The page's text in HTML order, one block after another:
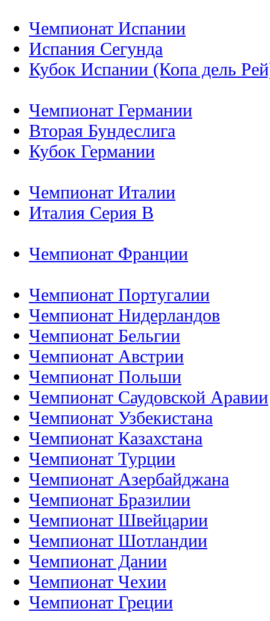
Чемпионат Испании
Испания Сегунда
Кубок Испании (Копа дель
Чемпионат Германии
Вторая Бундеслига
Кубок Германии
Чемпионат Италии
Италия Серия B
Чемпионат Франции
Чемпионат Португалии
Чемпионат Нидерландов
Чемпионат Бельгии
Чемпионат Австрии
Чемпионат Польши
Чемпионат Саудовской Аравии
Чемпионат Узбекистана
Чемпионат Казахстана
Чемпионат Турции
Чемпионат Азербайджана
Чемпионат Бразилии
Чемпионат Швейцарии
Чемпионат Шотландии
Чемпионат Дании
Чемпионат Чехии
Чемпионат Греции